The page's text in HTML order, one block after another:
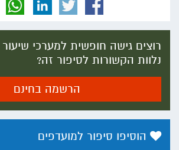
רוצים גישה חופשית למערכי שיעור
נלוות הקשורות לסיפור זה?
הרשמה בחינם
הוסיפו סיפור למועדפים